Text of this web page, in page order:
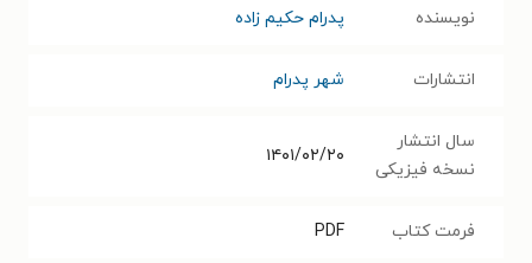
نویسنده پدرام حکیم زاده
انتشارات شهر پدرام
سال انتشار
نسخه فیزیکی
۱۴۰۱/۰۲/۲۰
فرمت کتاب PDF